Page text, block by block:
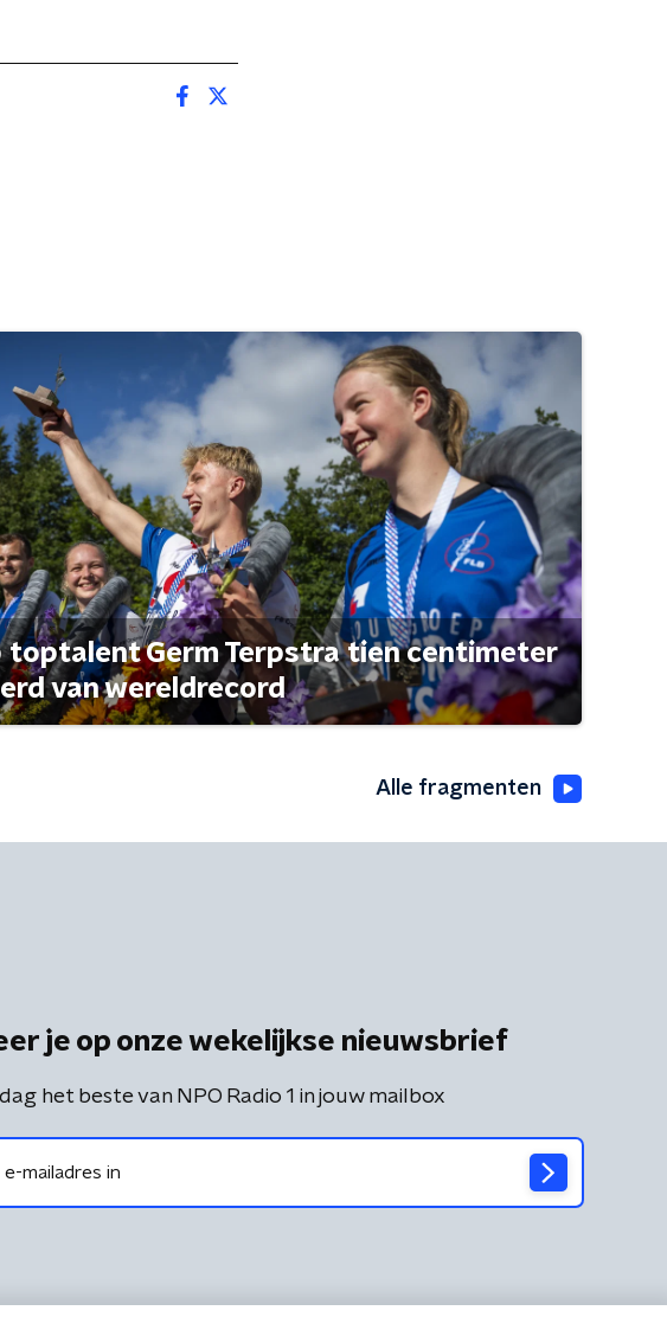
toptalent Germ Terpstra tien centimeter
van wereldrecord
Alle fragmenten
je op onze wekelijkse nieuwsbrief
het beste van NPO Radio 1 in jouw mailbox